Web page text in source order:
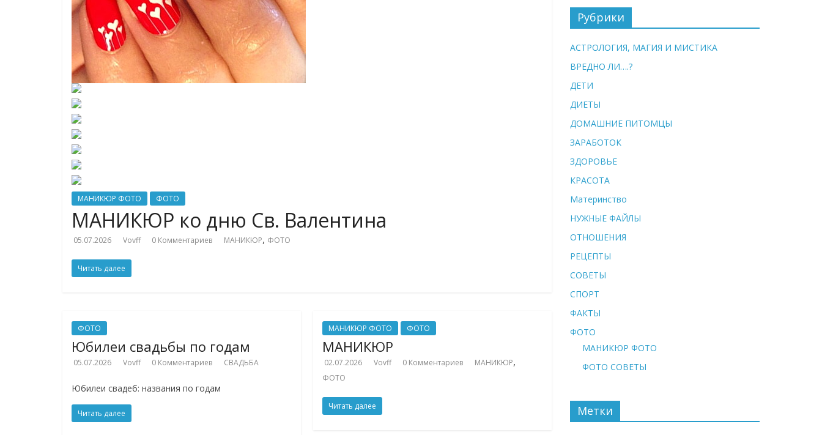
МАНИКЮР ФОТО ФОТО
МАНИКЮР ко дню Св. Валентина
05.07.2026 Vovff 0 Комментариев МАНИКЮР, ФОТО
Читать далее
ФОТО
Юбилеи свадьбы по годам
05.07.2026 Vovff 0 Комментариев СВАДЬБА
Юбилеи свадеб: названия по годам
Читать далее
МАНИКЮР ФОТО ФОТО
МАНИКЮР
02.07.2026 Vovff 0 Комментариев МАНИКЮР,
ФОТО
Читать далее
Рубрики
АСТРОЛОГИЯ, МАГИЯ И МИСТИКА
ВРЕДНО ЛИ….?
ДЕТИ
ДИЕТЫ
ДОМАШНИЕ ПИТОМЦЫ
ЗАРАБОТОК
ЗДОРОВЬЕ
КРАСОТА
Материнство
НУЖНЫЕ ФАЙЛЫ
ОТНОШЕНИЯ
РЕЦЕПТЫ
СОВЕТЫ
СПОРТ
ФАКТЫ
ФОТО
МАНИКЮР ФОТО
ФОТО СОВЕТЫ
Метки